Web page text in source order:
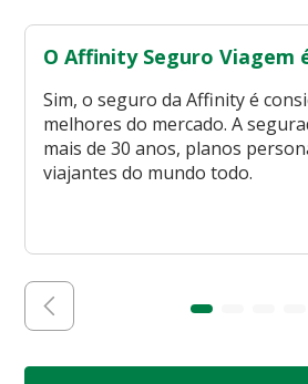
O Affinity Seguro Viagem
Sim, o seguro da Affinity é
melhores do mercado. A
mais de 30 anos, planos
viajantes do mundo todo.